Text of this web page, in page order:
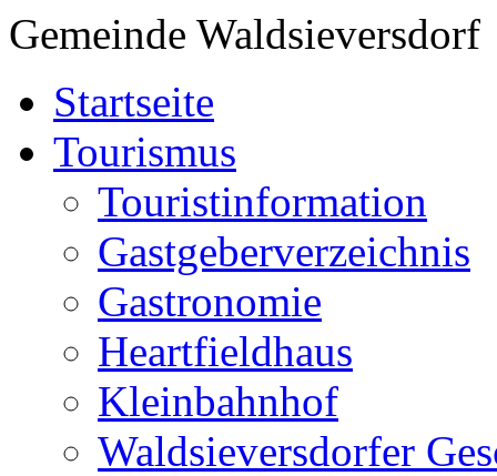
Gemeinde Waldsieversdorf
Startseite
Tourismus
Touristinformation
Gastgeberverzeichnis
Gastronomie
Heartfieldhaus
Kleinbahnhof
Waldsieversdorfer